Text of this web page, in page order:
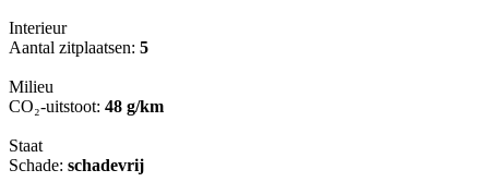
Interieur
Aantal zitplaatsen: 5
Milieu
CO₂-uitstoot: 48 g/km
Staat
Schade: schadevrij